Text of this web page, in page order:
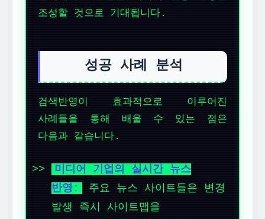
조성할 것으로 기대됩니다.
성공 사례 분석
검색반영이 효과적으로 이루어진
사례들을 통해 배울 수 있는 점은
다음과 같습니다.
미디어 기업의 실시간 뉴스
반영:
주요 뉴스 사이트들은 변경
발생 즉시 사이트맵을